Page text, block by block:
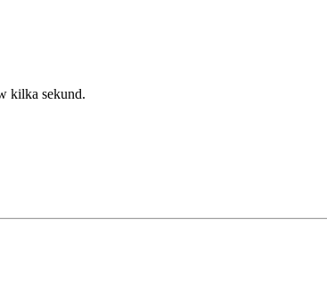
kilka sekund.